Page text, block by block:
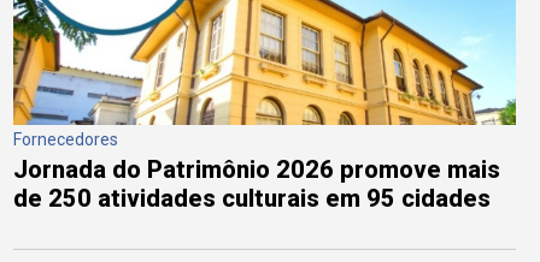
Fornecedores
Jornada do Patrimônio 2026 promove mais
de 250 atividades culturais em 95 cidades